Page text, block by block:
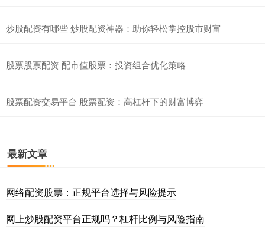
炒股配资有哪些 炒股配资神器：助你轻松掌控股市财富
股票股票配资 配市值股票：投资组合优化策略
股票配资交易平台 股票配资：高杠杆下的财富博弈
最新文章
网络配资股票：正规平台选择与风险提示
网上炒股配资平台正规吗？杠杆比例与风险指南